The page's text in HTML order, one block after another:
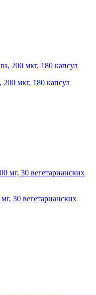
мкг, 180 капсул
30 вегетарианских